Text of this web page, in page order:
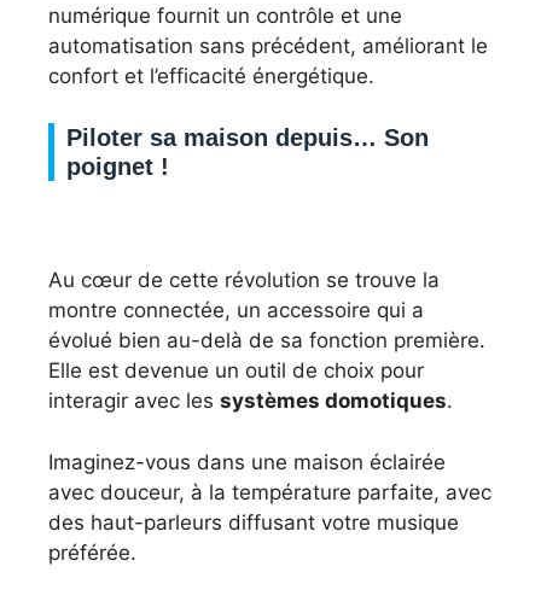
numérique fournit un contrôle et une
automatisation sans précédent, améliorant le
confort et l’efficacité énergétique.
Piloter sa maison depuis… Son
poignet !
Au cœur de cette révolution se trouve la
montre connectée, un accessoire qui a
évolué bien au-delà de sa fonction première.
Elle est devenue un outil de choix pour
interagir avec les systèmes domotiques.
Imaginez-vous dans une maison éclairée
avec douceur, à la température parfaite, avec
des haut-parleurs diffusant votre musique
préférée.